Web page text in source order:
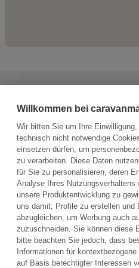
Sie haben die Möglichkeit,
senden.
Frage an den
Willkommen bei
Wir bitten Sie um Ihre
technisch nicht notwendige
einsetzen dürfen, um
zu verarbeiten. Diese Daten
für Sie zu personalisieren, deren
Analyse Ihres Nutzungsverhaltens
unsere Produktentwicklung zu
uns damit, Profile zu erstellen und
abzugleichen, um Werbung auch
zuzuschneiden. Sie können diese
bitte beachten Sie jedoch, dass
Informationen für
auf Basis berechtigter Interessen